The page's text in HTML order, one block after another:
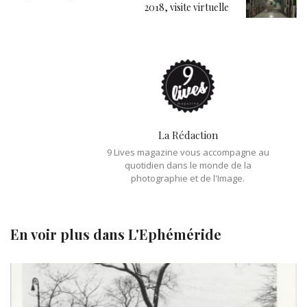
2018, visite virtuelle
La Rédaction
9 Lives magazine vous accompagne au
quotidien dans le monde de la
photographie et de l'Image.
En voir plus dans L'Ephéméride